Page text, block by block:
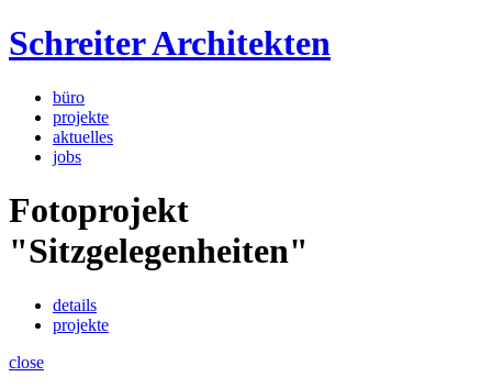
Schreiter Architekten
büro
projekte
aktuelles
jobs
Fotoprojekt
"Sitzgelegenheiten"
details
projekte
close